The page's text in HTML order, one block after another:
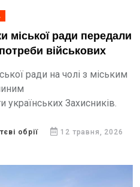
міської ради передали
військових
ради на чолі з міським
Захисників.
обрії 12 травня, 2026